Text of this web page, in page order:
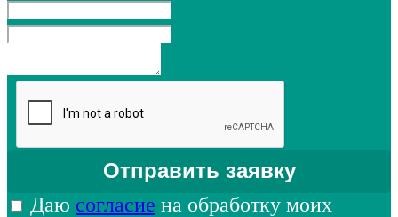
Даю согласие на обработку моих